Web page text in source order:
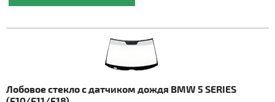
Лобовое стекло с датчиком дождя BMW 5 SERIES